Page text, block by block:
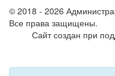
© 2018 - 2026
Все права защищены.
Сайт создан при